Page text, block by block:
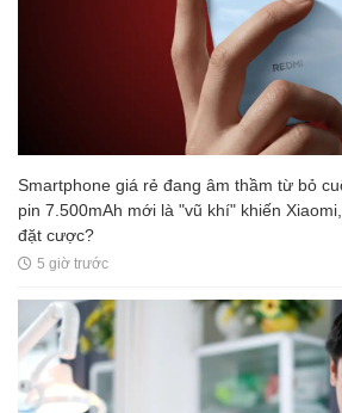
Smartphone giá rẻ đang âm thầm từ bỏ
pin 7.500mAh mới là "vũ khí" khiến
đặt cược?
5 giờ trước